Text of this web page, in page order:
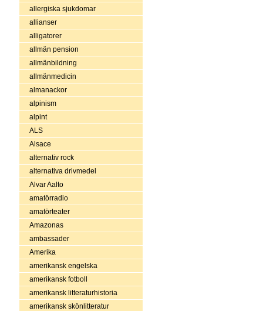
allergiska sjukdomar
allianser
alligatorer
allmän pension
allmänbildning
allmänmedicin
almanackor
alpinism
alpint
ALS
Alsace
alternativ rock
alternativa drivmedel
Alvar Aalto
amatörradio
amatörteater
Amazonas
ambassader
Amerika
amerikansk engelska
amerikansk fotboll
amerikansk litteraturhistoria
amerikansk skönlitteratur